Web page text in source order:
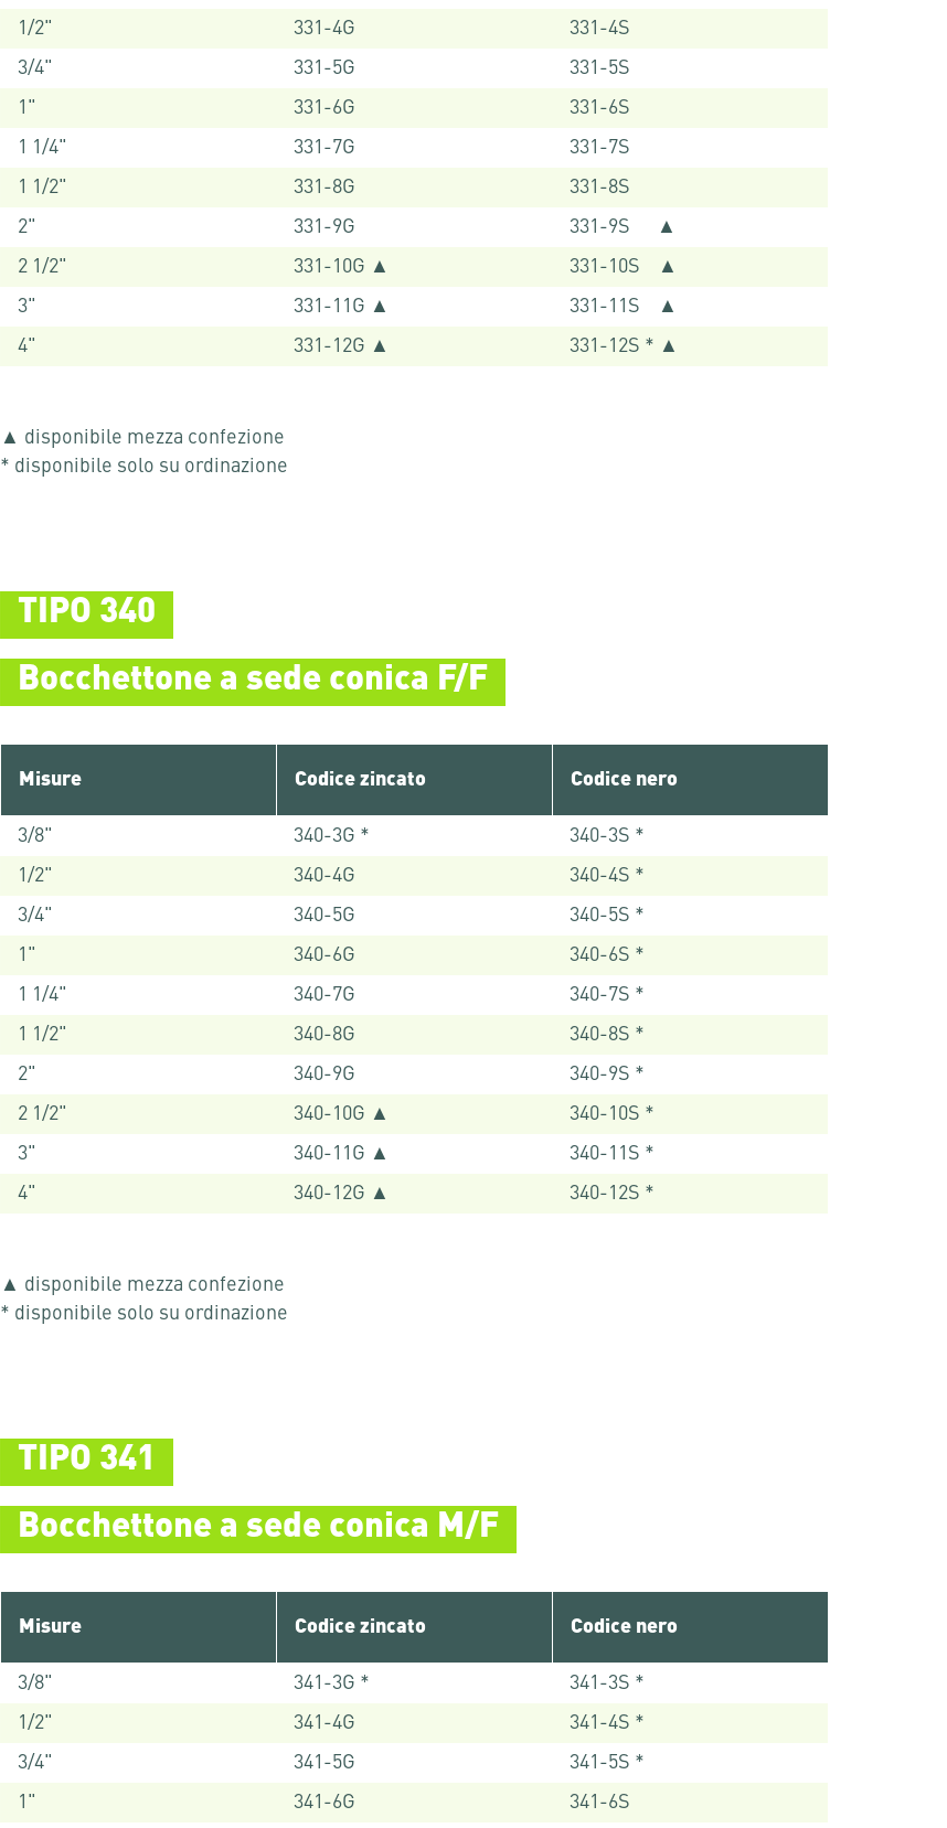
1/2"
331-4G
331-4S
3/4"
331-5G
331-5S
1"
331-6G
331-6S
1 1/4"
331-7G
331-7S
1 1/2"
331-8G
331-8S
2"
331-9G
331-9S ▲
2 1/2"
331-10G ▲
331-10S ▲
3"
331-11G ▲
331-11S ▲
4"
331-12G ▲ 331-12S * ▲
▲ disponibile mezza confezione
* disponibile solo su ordinazione
TIPO 340
Bocchettone a sede conica F/F
Misure Codice zincato Codice nero
3/8" 340-3G *
340-3S *
1/2"
340-4G
340-4S *
3/4"
340-5G
340-5S *
1"
340-6G
340-6S *
1 1/4"
340-7G
340-7S *
1 1/2"
340-8G
340-8S *
2"
340-9G
340-9S *
2 1/2"
340-10G ▲
340-10S *
3"
340-11G ▲
340-11S *
4"
340-12G ▲ 340-12S *
▲ disponibile mezza confezione
* disponibile solo su ordinazione
TIPO 341
Bocchettone a sede conica M/F
Misure Codice zincato Codice nero
3/8" 341-3G *
341-3S *
1/2"
341-4G
341-4S *
3/4"
341-5G
341-5S *
1"
341-6G 341-6S